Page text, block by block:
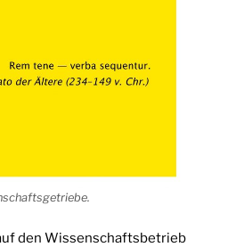
den Wissenschaftsbetrieb